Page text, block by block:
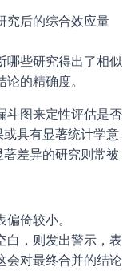
究后的综合效应量
哪些研究得出了相似
的精确度。
斗图来定性评估是否
具有显著统计学意
差异的研究则常被
倚较小。
白，则发出警示，表
会对最终合并的结论